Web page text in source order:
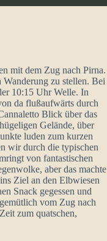
mit dem Zug nach Pirna.
zu stellen. Bei
10:15 Uhr Welle. In
da flußaufwärts durch
Blick über das
Gelände, über
luden zum kurzen
wir durch die typischen
von fantastischen
aber das machte
Ziel an den Elbwiesen
Snack gegessen und
vom Zug nach
zum quatschen,